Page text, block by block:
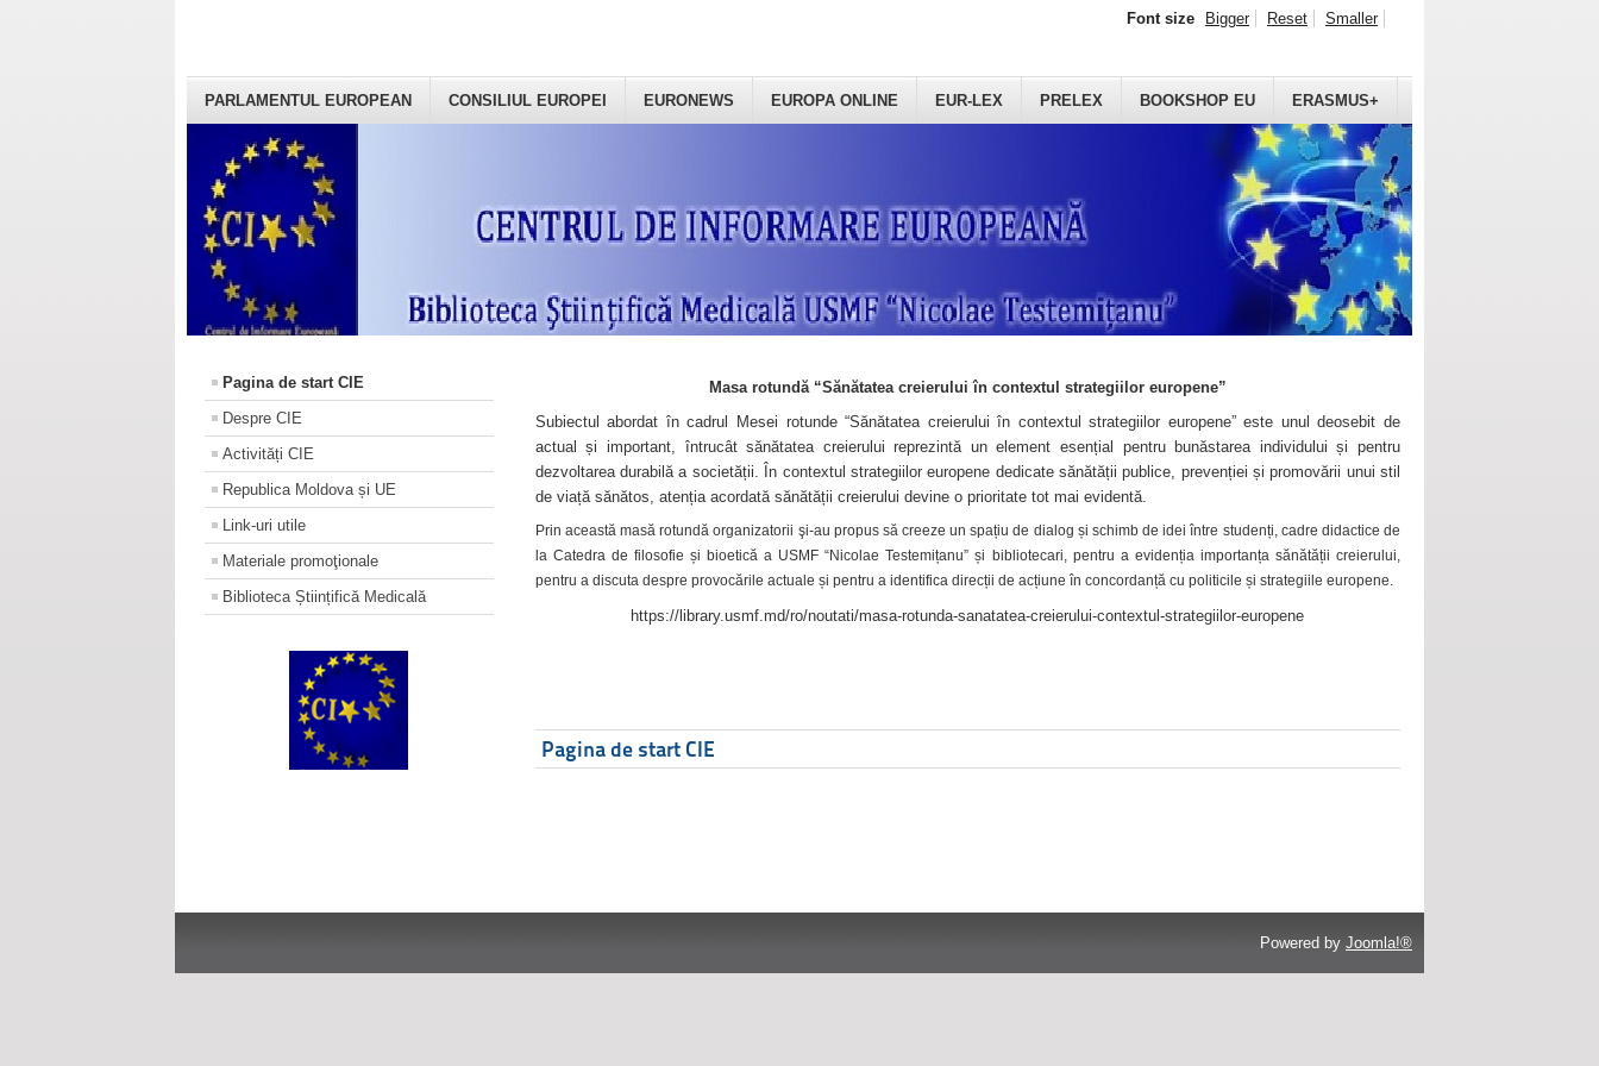
PARLAMENTUL EUROPEAN CONSILIUL EUROPEI EURONEWS EUROPA ONLINE EUR-LEX PRELEX BOOKSHOP EU ERASMUS+
Font size Bigger Reset Smaller
Pagina de start CIE
Despre CIE
Activități CIE
Republica Moldova și UE
Link-uri utile
Materiale promoţionale
Biblioteca Științifică Medicală
Masa rotundă “Sănătatea creierului în contextul strategiilor europene”
Subiectul abordat în cadrul Mesei rotunde “Sănătatea creierului în contextul strategiilor europene” este unul deosebit de
actual și important, întrucât sănătatea creierului reprezintă un element esențial pentru bunăstarea individului și pentru
dezvoltarea durabilă a societății. În contextul strategiilor europene dedicate sănătății publice, prevenției și promovării unui stil
de viață sănătos, atenția acordată sănătății creierului devine o prioritate tot mai evidentă.
Prin această masă rotundă organizatorii şi-au propus să creeze un spațiu de dialog și schimb de idei între studenți, cadre didactice de
la Catedra de filosofie și bioetică a USMF “Nicolae Testemițanu” și bibliotecari, pentru a evidenția importanța sănătății creierului,
pentru a discuta despre provocările actuale și pentru a identifica direcții de acțiune în concordanță cu politicile și strategiile europene.
https://library.usmf.md/ro/noutati/masa-rotunda-sanatatea-creierului-contextul-strategiilor-europene
Pagina de start CIE
Powered by Joomla!®